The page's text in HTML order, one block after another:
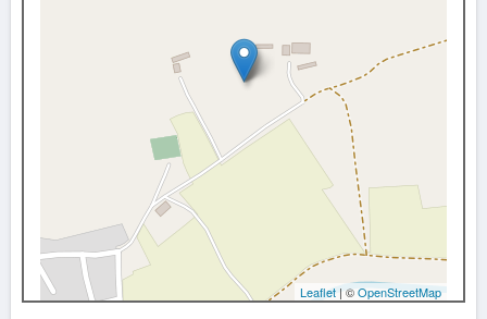
Leaflet | ©OpenStreetMap